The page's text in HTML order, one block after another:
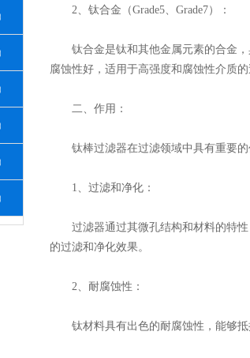
2、钛合金（Grade5、Grade7）：
钛合金是钛和其他金属元素的合金，
腐蚀性好，适用于高强度和腐蚀性介质的
二、作用：
钛棒过滤器在过滤领域中具有重要的
1、过滤和净化：
过滤器通过其微孔结构和材料的特性
的过滤和净化效果。
2、耐腐蚀性：
钛材料具有出色的耐腐蚀性，能够抵